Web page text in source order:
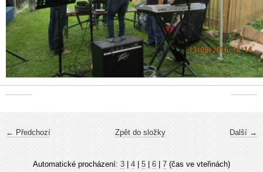
← Předchozí Další →
Zpět do složky
Automatické procházení: 3 4 5 6 7 (čas ve vteřinách)